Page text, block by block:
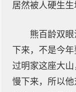
居然被人硬生生
熊百龄双
下来，不是今
过明家这座大
慢下来，所以